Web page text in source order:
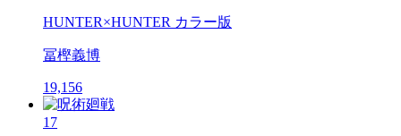
HUNTER×HUNTER カラー版
冨樫義博
19,156
17